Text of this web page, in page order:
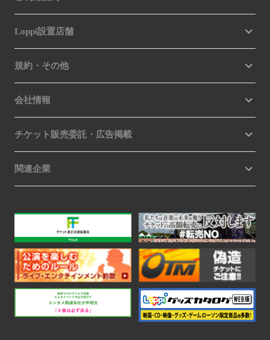
Loppi設置店舗
規約・その他
会社情報
チケット販売委託・広告掲載
関連企業